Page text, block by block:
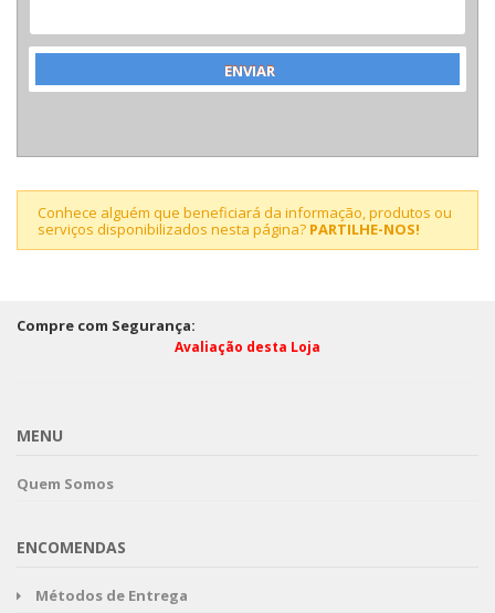
Conhece alguém que beneficiará da informação, produtos ou
serviços disponibilizados nesta página? PARTILHE-NOS!
Compre com Segurança:
Avaliação desta Loja
MENU
Quem Somos
ENCOMENDAS
Métodos de Entrega